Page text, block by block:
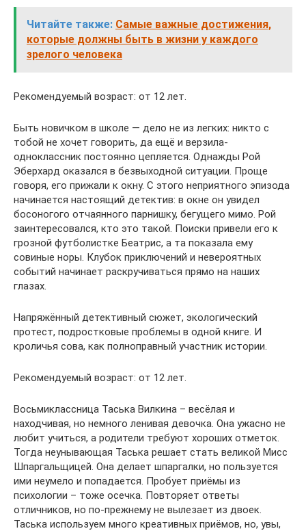
Читайте также: Самые важные достижения,
которые должны быть в жизни у каждого
зрелого человека
Рекомендуемый возраст: от 12 лет.
Быть новичком в школе — дело не из легких: никто с
тобой не хочет говорить, да ещё и верзила-
одноклассник постоянно цепляется. Однажды Рой
Эберхард оказался в безвыходной ситуации. Проще
говоря, его прижали к окну. С этого неприятного эпизода
начинается настоящий детектив: в окне он увидел
босоногого отчаянного парнишку, бегущего мимо. Рой
заинтересовался, кто это такой. Поиски привели его к
грозной футболистке Беатрис, а та показала ему
совиные норы. Клубок приключений и невероятных
событий начинает раскручиваться прямо на наших
глазах.
Напряжённый детективный сюжет, экологический
протест, подростковые проблемы в одной книге. И
кроличья сова, как полноправный участник истории.
Рекомендуемый возраст: от 12 лет.
Восьмиклассница Таська Вилкина – весёлая и
находчивая, но немного ленивая девочка. Она ужасно не
любит учиться, а родители требуют хороших отметок.
Тогда неунывающая Таська решает стать великой Мисс
Шпаргальщицей. Она делает шпаргалки, но пользуется
ими неумело и попадается. Пробует приёмы из
психологии – тоже осечка. Повторяет ответы
отличников, но по-прежнему не вылезает из двоек.
Таська используем много креативных приёмов, но, увы,